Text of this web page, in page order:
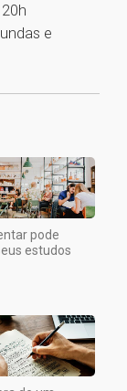
e
pode
estudos